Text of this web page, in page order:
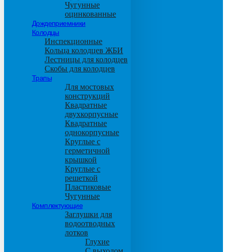
Чугунные
оцинкованные
Дождеприемники
Колодцы
Инспекционные
Кольца колодцев ЖБИ
Лестницы для колодцев
Скобы для колодцев
Трапы
Для мостовых
конструкций
Квадратные
двухкорпусные
Квадратные
однокорпусные
Круглые с
герметичной
крышкой
Круглые с
решеткой
Пластиковые
Чугунные
Комплектующие
Заглушки для
водоотводных
лотков
Глухие